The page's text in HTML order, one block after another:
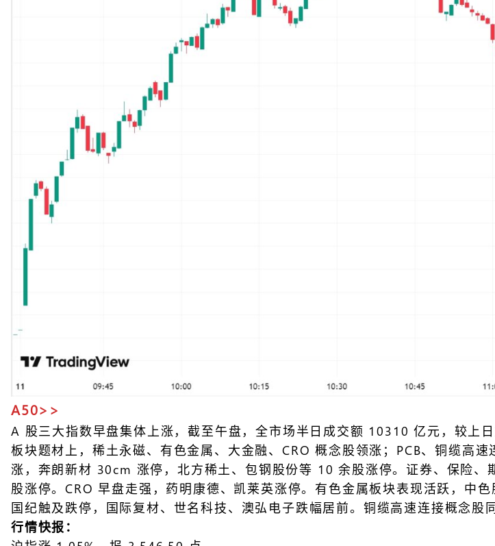
A50>>
A 股三大指数早盘集体上涨，截至午盘，全市场半日成交额 10310 亿元，较上
板块题材上，稀土永磁、有色金属、大金融、CRO 概念股领涨；PCB、铜缆高
涨，奔朗新材 30cm 涨停，北方稀土、包钢股份等 10 余股涨停。证券、保险
股涨停。CRO 早盘走强，药明康德、凯莱英涨停。有色金属板块表现活跃，中
国纪触及跌停，国际复材、世名科技、澳弘电子跌幅居前。铜缆高速连接概念股
行情快报：